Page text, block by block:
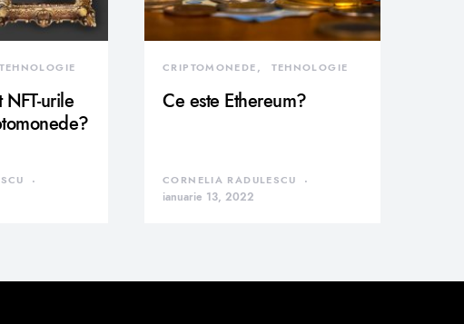
TEHNOLOGIE
urile
CRIPTOMONEDE TEHNOLOGIE
Ce este Ethereum?
CORNELIA RADULESCU
ianuarie 13, 2022